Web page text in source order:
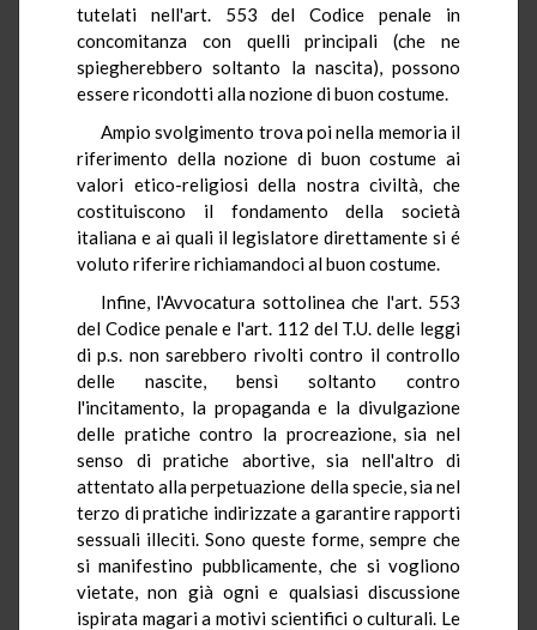
tutelati nell'art. 553 del Codice penale in
concomitanza con quelli principali (che ne
spiegherebbero soltanto la nascita), possono
essere ricondotti alla nozione di buon costume.
Ampio svolgimento trova poi nella memoria il
riferimento della nozione di buon costume ai
valori etico-religiosi della nostra civiltà, che
costituiscono il fondamento della società
italiana e ai quali il legislatore direttamente si é
voluto riferire richiamandoci al buon costume.
Infine, l'Avvocatura sottolinea che l'art. 553
del Codice penale e l'art. 112 del T.U. delle leggi
di p.s. non sarebbero rivolti contro il controllo
delle nascite, bensì soltanto contro
l'incitamento, la propaganda e la divulgazione
delle pratiche contro la procreazione, sia nel
senso di pratiche abortive, sia nell'altro di
attentato alla perpetuazione della specie, sia nel
terzo di pratiche indirizzate a garantire rapporti
sessuali illeciti. Sono queste forme, sempre che
si manifestino pubblicamente, che si vogliono
vietate, non già ogni e qualsiasi discussione
ispirata magari a motivi scientifici o culturali. Le